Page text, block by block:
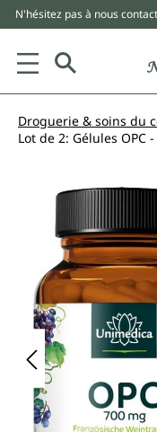
principal
N'hésitez pas à nous
Droguerie & soins du
Lot de 2: Gélules OPC
Ignorer la galerie